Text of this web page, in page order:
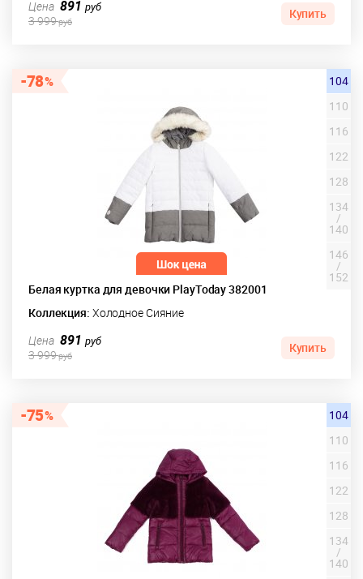
Цена 891руб
3 999руб
Купить
78
Белая куртка для девочки PlayToday 382001
Коллекция: Холодное Сияние
104
110
116
122
128
134
/
140
146
/
152
Цена 891руб
3 999руб
Купить
75
104
110
116
122
128
134
/
140